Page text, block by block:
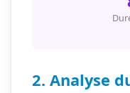
2. Analyse